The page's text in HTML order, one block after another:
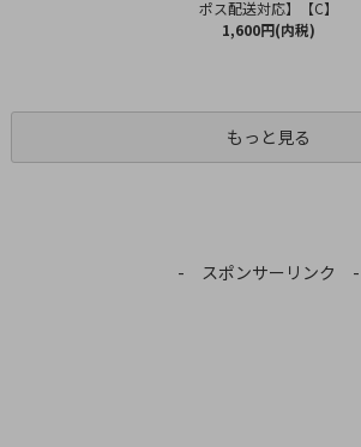
ポス配送対応】【C】
1,600円(内税)
もっと見る
- スポンサーリンク -